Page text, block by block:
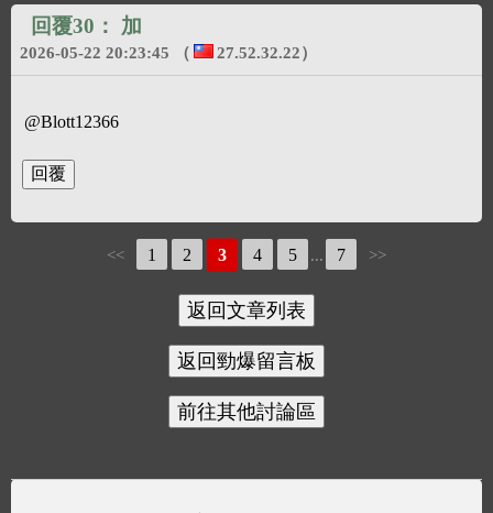
回覆30： 加
2026-05-22 20:23:45 （ 27.52.32.22）
@Blott12366
<< 1 2 3 4 5 ... 7 >>